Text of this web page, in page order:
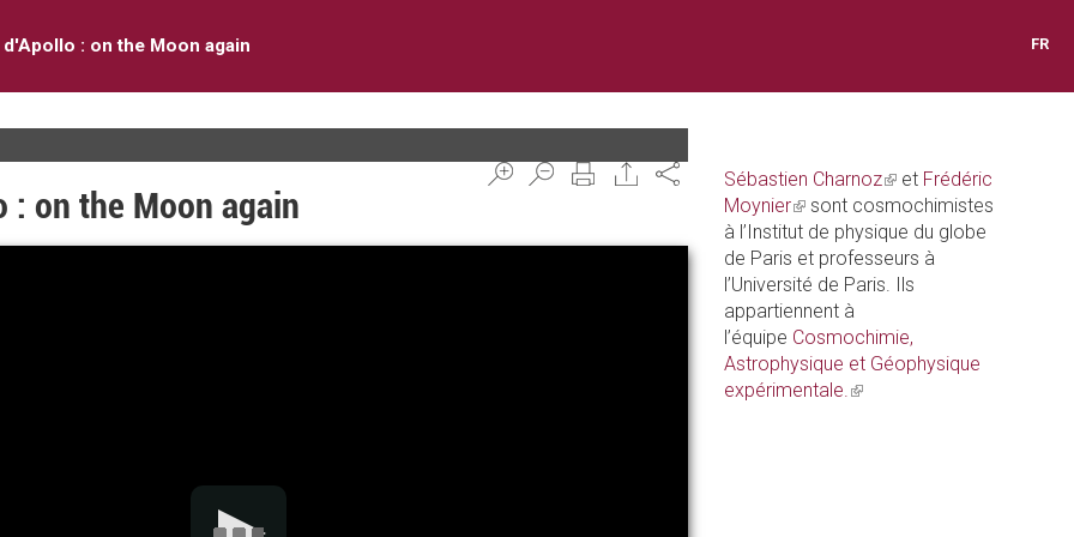
d'Apollo : on the Moon again FR
Share
: on the Moon again
Sébastien Charnoz(link
is
external)
et Frédéric
Moynier(link
is
external)
sont cosmochimistes
à l’Institut de physique du globe
de Paris et professeurs à
l’Université de Paris. Ils
appartiennent à
l’équipe Cosmochimie,
Astrophysique et Géophysique
expérimentale.(link